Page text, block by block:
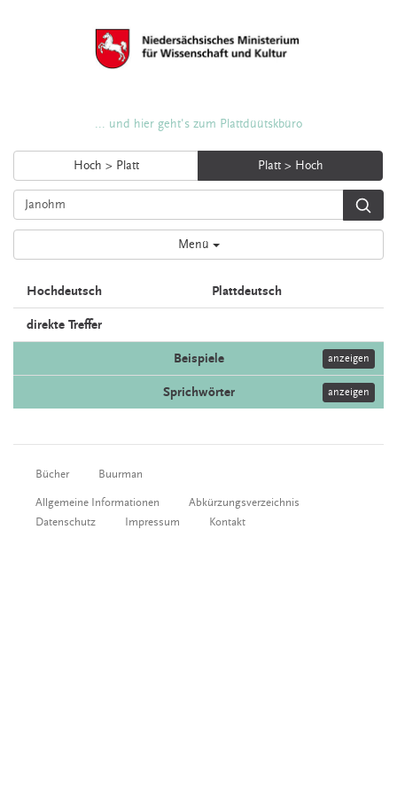
... und hier geht's zum Plattdüütskbüro
Hoch > Platt Platt > Hoch
Menü
Hochdeutsch Plattdeutsch
direkte Treffer
Beispiele anzeigen
Sprichwörter anzeigen
Bücher Buurman
Allgemeine Informationen
Abkürzungsverzeichnis
Datenschutz
Impressum Kontakt